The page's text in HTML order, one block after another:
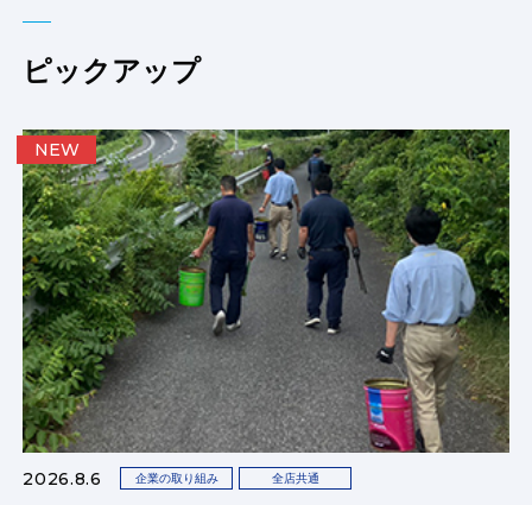
ピックアップ
2026.8.6 企業の取り組み 全店共通
NEW